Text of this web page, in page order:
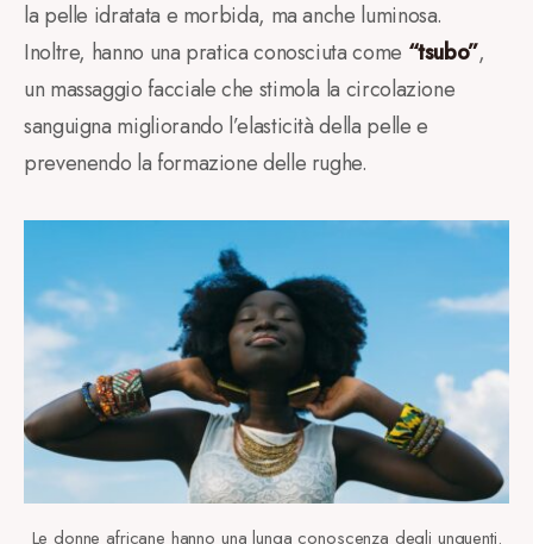
la pelle idratata e morbida, ma anche luminosa.
Inoltre, hanno una pratica conosciuta come “tsubo”,
un massaggio facciale che stimola la circolazione
sanguigna migliorando l’elasticità della pelle e
prevenendo la formazione delle rughe.
Le donne africane hanno una lunga conoscenza degli unguenti.